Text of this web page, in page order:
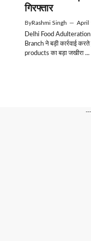
गिरफ्तार
ByRashmi Singh — April
Delhi Food Adulteration
Branch ने बड़ी कार्रवाई
products का बड़ा जखीरा ...